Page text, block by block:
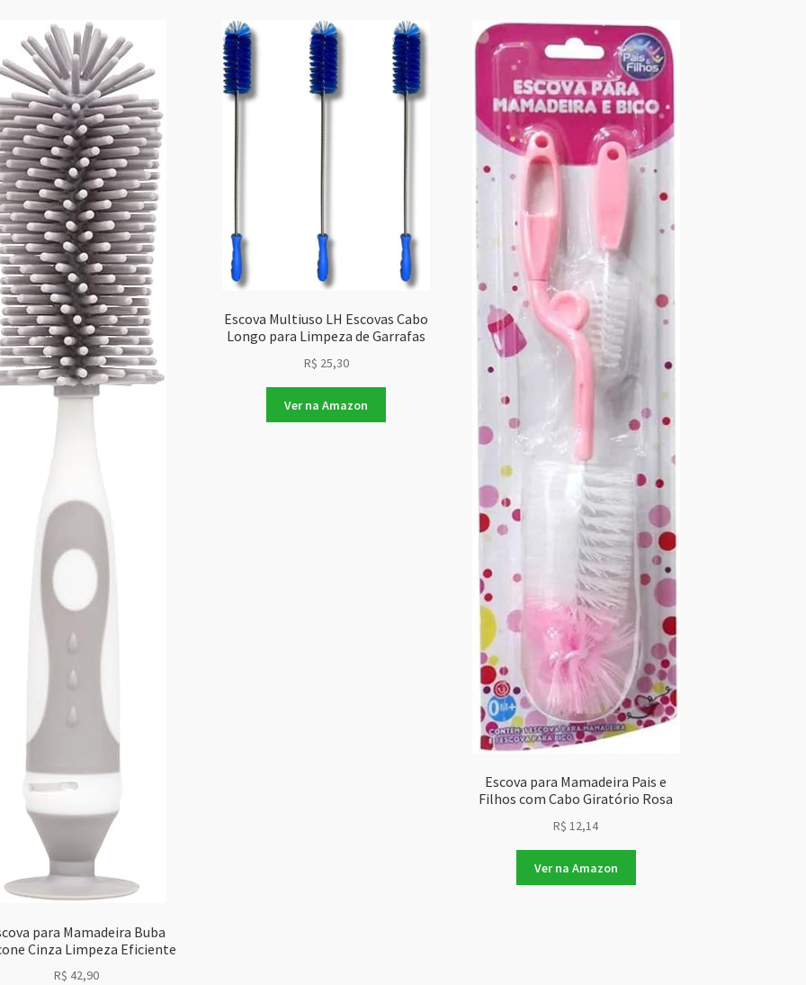
para Mamadeira Buba
Cinza Limpeza Eficiente
R$ 42,90
Escova Multiuso LH Escovas Cabo
Longo para Limpeza de Garrafas
R$ 25,30
Ver na Amazon
Escova para Mamadeira Pais e
Filhos com Cabo Giratório Rosa
R$ 12,14
Ver na Amazon